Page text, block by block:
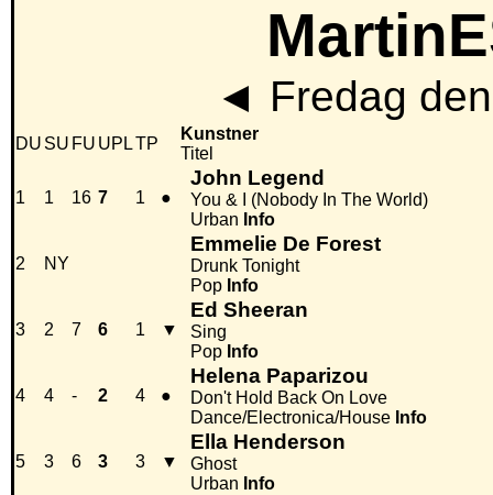
◄ Fredag
DU SU FU UPLTP
Kunstner
Titel
1 1 16 7 1 ●
John Legend
You & I (Nobody In The World)
Urban Info
2 NY
Emmelie De Forest
Drunk Tonight
Pop Info
3 2 7 6 1 ▼
Ed Sheeran
Sing
Pop Info
4 4 - 2 4 ●
Helena Paparizou
Don't Hold Back On Love
Dance/Electronica/House Info
5 3 6 3 3 ▼
Ella Henderson
Ghost
Urban Info